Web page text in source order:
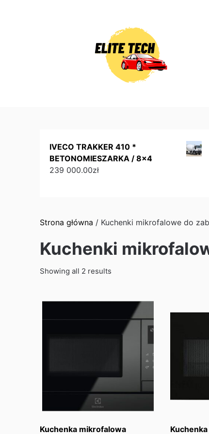
IVECO TRAKKER 410 *
BETONOMIESZARKA / 8x4
239 000.00zł
Strona główna / Kuchenki mikrofalowe do
Kuchenki
Showing all 2 results
Kuchenka mikrofalowa